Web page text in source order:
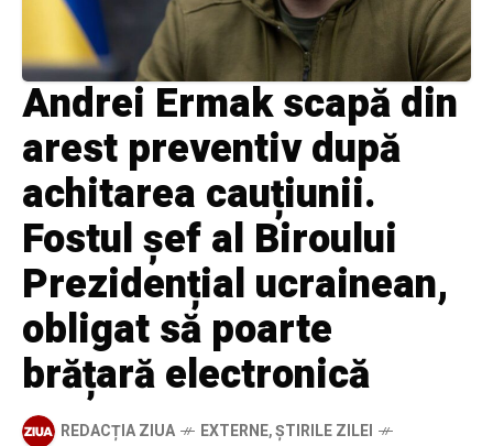
Andrei Ermak scapă din
arest preventiv după
achitarea cauțiunii.
Fostul șef al Biroului
Prezidențial ucrainean,
obligat să poarte
brățară electronică
REDACȚIA ZIUA EXTERNE,ȘTIRILE ZILEI